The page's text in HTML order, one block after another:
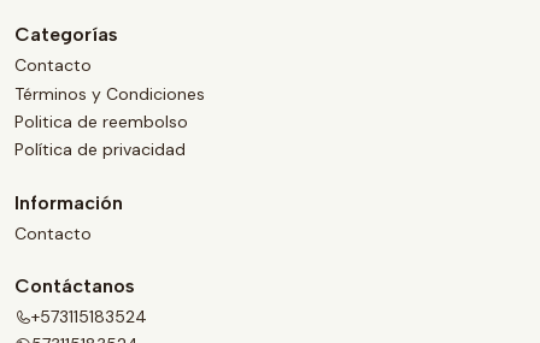
Categorías
Contacto
Términos y Condiciones
Politica de reembolso
Política de privacidad
Información
Contacto
Contáctanos
+573115183524